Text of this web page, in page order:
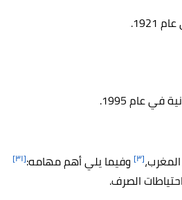
[٣] وفيما يلي أهم مهامه:[٣١]
الصرف.